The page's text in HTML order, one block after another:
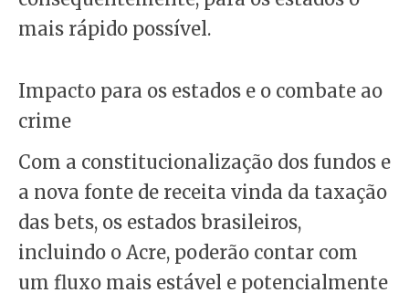
mais rápido possível.
Impacto para os estados e o combate ao
crime
Com a constitucionalização dos fundos e
a nova fonte de receita vinda da taxação
das bets, os estados brasileiros,
incluindo o Acre, poderão contar com
um fluxo mais estável e potencialmente